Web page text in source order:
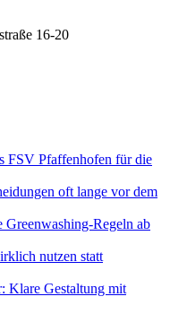
16-20
FSV Pfaffenhofen für die
oft lange vor dem
Greenwashing-Regeln ab
nutzen statt
Klare Gestaltung mit